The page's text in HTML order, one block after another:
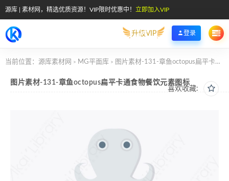
源库 | 素材网，精选优质资源！VIP限时优惠中！ 立即加入VIP
升级VIP 登录
当前位置： 源库素材网 > MG平面库 > 图片素材-131-章鱼octopus扁平卡通食物餐饮元素图标
喜欢收藏:
图片素材-131-章鱼octopus扁平卡通食物餐饮元素图标